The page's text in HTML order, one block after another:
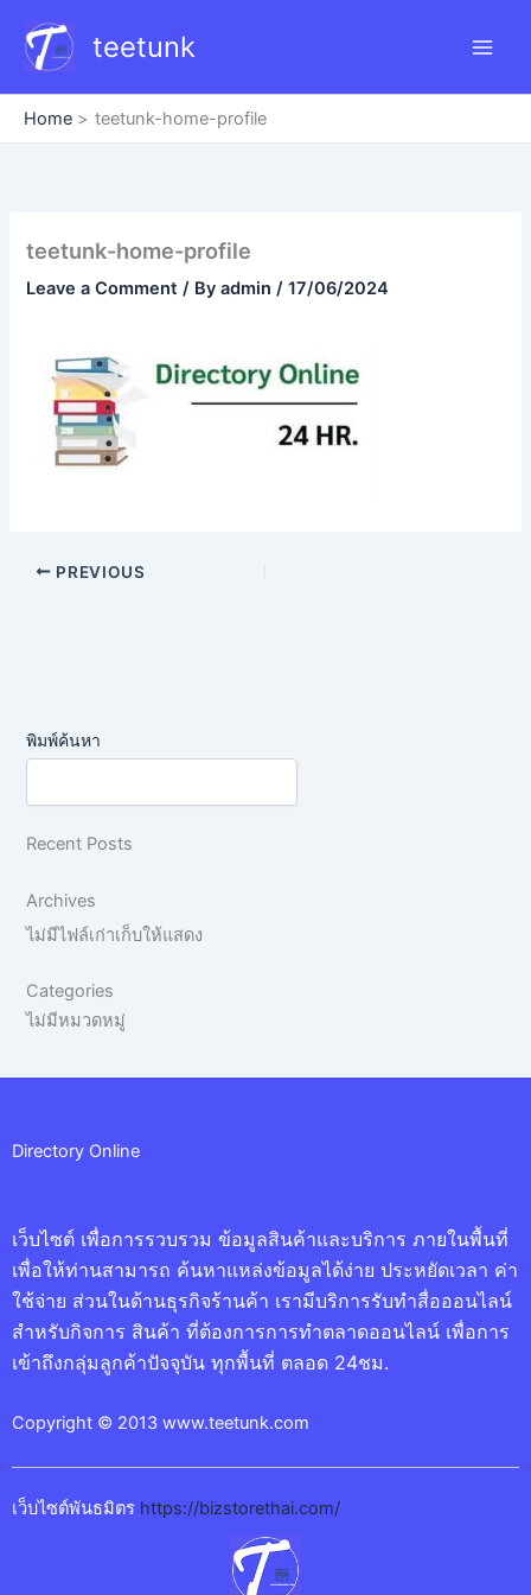
content
teetunk
Home teetunk-home-profile
teetunk-home-profile
Leave a Comment / Byadmin/17/06/2024
PREVIOUS
พิมพ์ค้นหา
Recent Posts
Archives
ไม่มีไฟล์เก่าเก็บให้แสดง
Categories
ไม่มีหมวดหมู่
Directory Online
เว็บไซต์ เพื่อการรวบรวม ข้อมูลสินค้าและบริการ ภายในพื้นที่
เพื่อให้ท่านสามารถ ค้นหาแหล่งข้อมูลได้ง่าย ประหยัดเวลา ค่า
ใช้จ่าย ส่วนในด้านธุรกิจร้านค้า เรามีบริการรับทำสื่อออนไลน์
สำหรับกิจการ สินค้า ที่ต้องการการทำตลาดออนไลน์ เพื่อการ
เข้าถึงกลุ่มลูกค้าปัจจุบัน ทุกพื้นที่ ตลอด 24ชม.
Copyright © 2013 www.teetunk.com
เว็บไซต์พันธมิตร https://bizstorethai.com/